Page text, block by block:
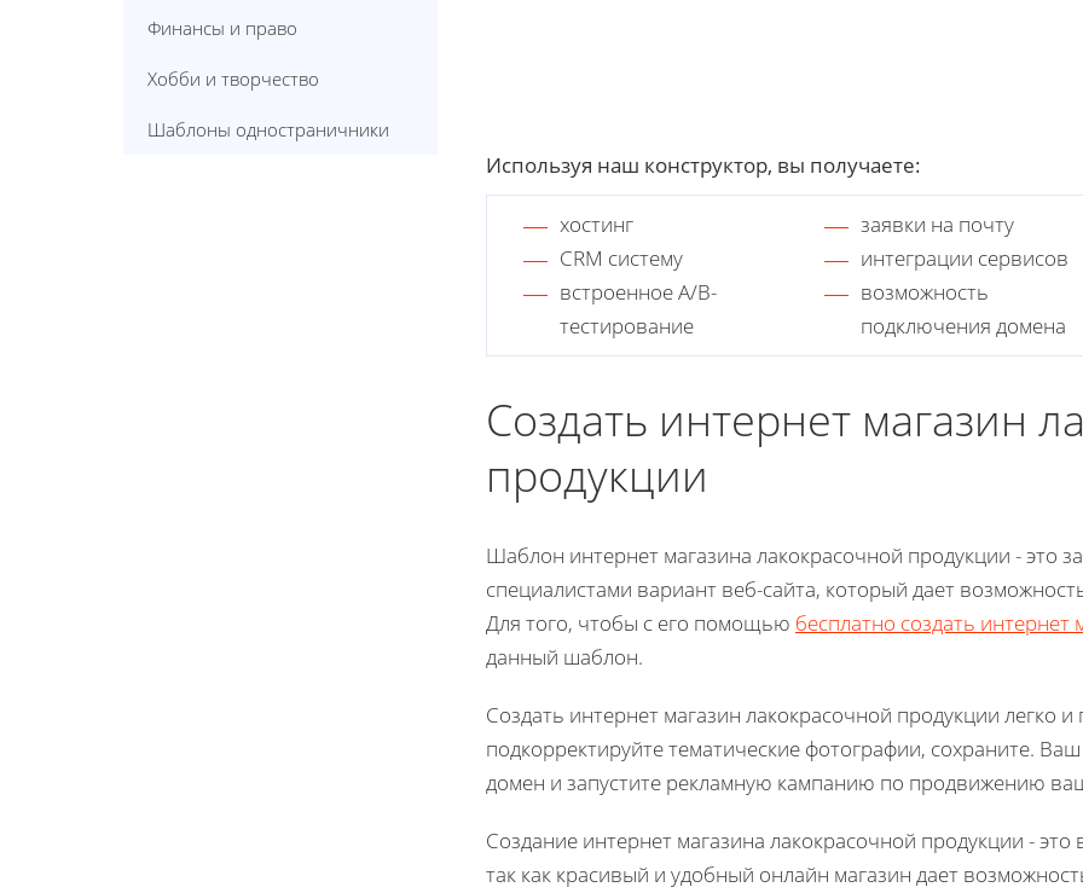
Финансы и право
Хобби и творчество
Шаблоны одностраничники
Используя наш конструктор, вы получаете:
хостинг
заявки на почту
CRM систему
интеграции сервисов
встроенное A/B-
тестирование
возможность
подключения домена
Создать интернет магазин
продукции
Шаблон интернет магазина лакокрасочной продукции - это
специалистами вариант веб-сайта, который дает
Для того, чтобы с его помощью бесплатно создать интернет
данный шаблон.
Создать интернет магазин лакокрасочной продукции легко и
подкорректируйте тематические фотографии, сохраните.
домен и запустите рекламную кампанию по продвижению
Создание интернет магазина лакокрасочной продукции -
так как красивый и удобный онлайн магазин дает